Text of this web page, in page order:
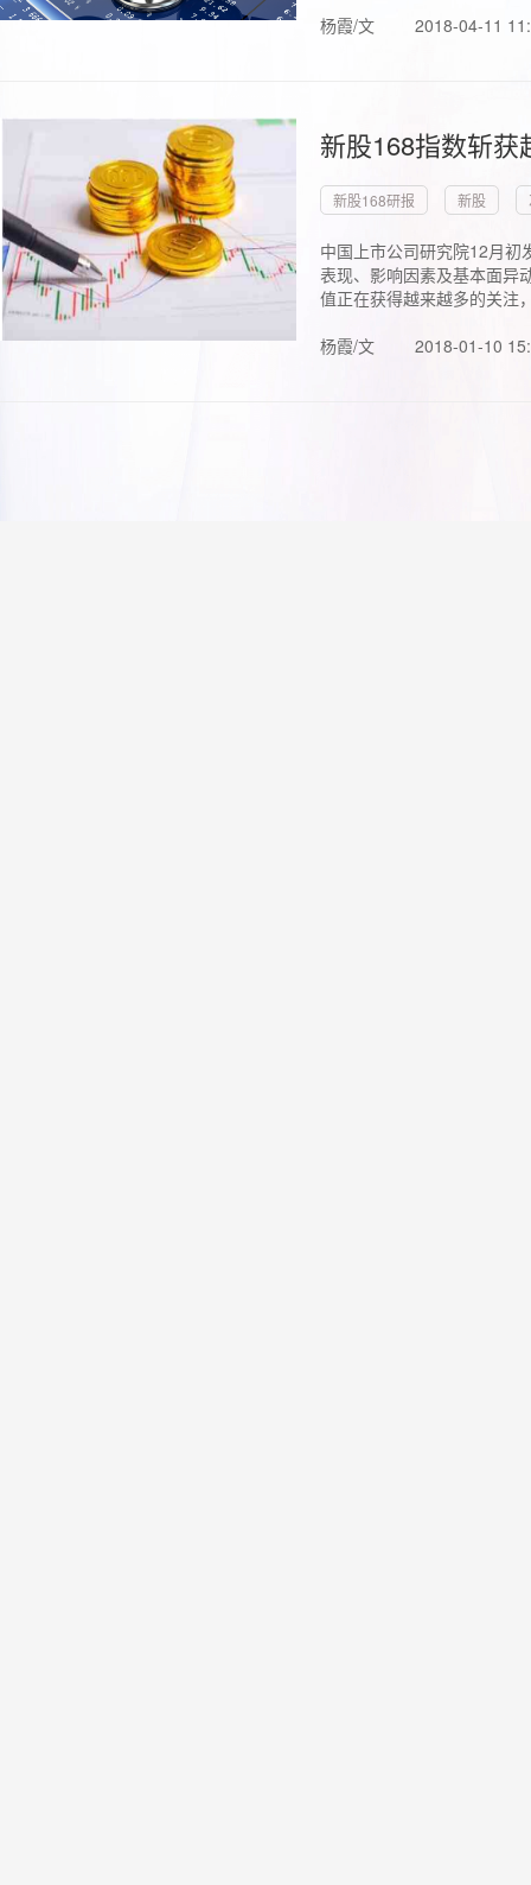
杨霞/文 2018-04-11
新股168指数斩
新股168研报 新股
中国上市公司研究院12月初
表现、影响因素及基本面异
值正在获得越来越多的关注
杨霞/文
2018-01-10